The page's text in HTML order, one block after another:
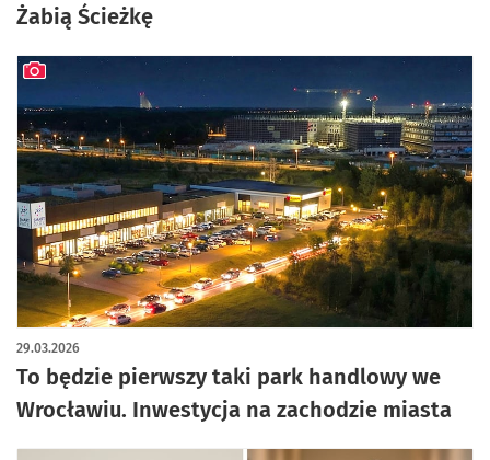
Żabią Ścieżkę
To będzie pierwszy taki park handlowy we
Wrocławiu. Inwestycja na zachodzie miasta
29.03.2026
artykuł z galerią zdjęć